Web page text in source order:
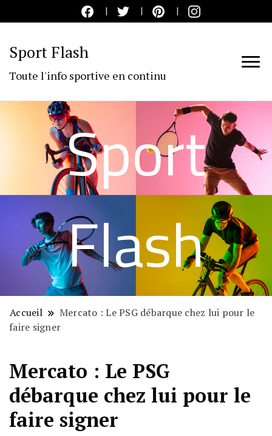
Sport Flash
Toute l'info sportive en continu
Sport
Flash
Accueil
Mercato : Le PSG débarque chez lui pour le
faire signer
Mercato : Le PSG
débarque chez lui pour le
faire signer